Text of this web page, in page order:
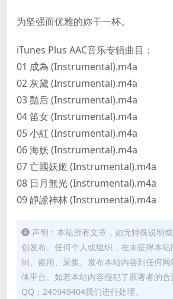
为坚强而优雅的妳干一杯。
iTunes Plus AAC音乐专辑曲目：
01 成為 (Instrumental).m4a
02 灰黛 (Instrumental).m4a
03 豔后 (Instrumental).m4a
04 笛女 (Instrumental).m4a
05 小紅 (Instrumental).m4a
06 海妖 (Instrumental).m4a
07 亡國妖姬 (Instrumental).m4a
08 日月無光 (Instrumental).m4a
09 靜謐神林 (Instrumental).m4a
声明：本站所有文章，如无特殊说明
创发布。任何个人或组织，在未征得本站
制、盗用、采集、发布本站内容到任何
体平台。如若本站内容侵犯了原著者的
QQ：240949404我们进行处理。